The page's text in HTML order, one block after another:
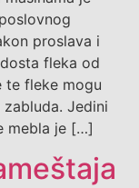
proslava i
fleka od
te fleke mogu
Jedini
mebla je […]